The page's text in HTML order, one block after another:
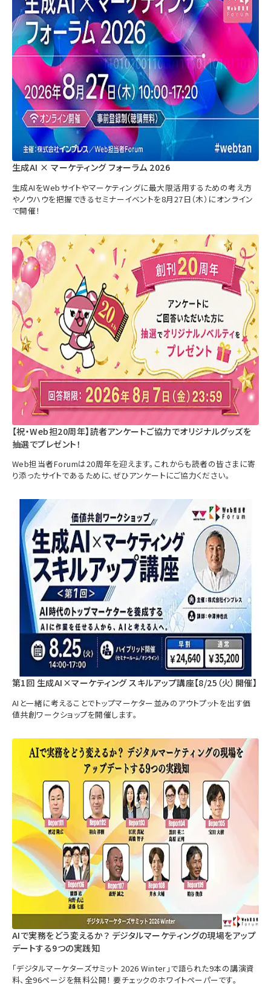
生成AI × マーケティング フォーラム 2026
生成AIをWebサイトやマーケティングに最大限活用するための考え方
やノウハウを把握できるセミナーイベントを8月27日（木）にオンライン
で開催！
【祝・Web担20周年】読者アンケートご協力でオリジナルグッズを
抽選でプレゼント！
Web担当者Forumは20周年を迎えます。これからも読者の皆さまに寄
り添ったサイトであるために、ぜひアンケートにご協力ください。
第1回 生成AI×マーケティング スキルアップ講座【8/25（火）開催】
AIと一緒に考えることでトップマーケター並みのアウトプットを出す価
値共創ワークショップを開催します。
AIで実務をどう変えるか？ デジタルマーケティングの現場をアップ
デートする9つの実践知
「デジタルマーケターズサミット 2026 Winter」で語られた9本の講演資
料、全96ページを無料公開！ 要チェックのホワイトペーパーです。